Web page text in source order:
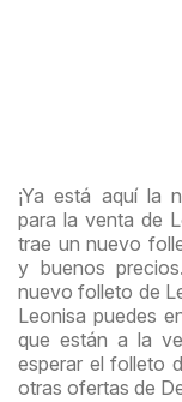
¡Ya está aquí la
para la venta de
trae un nuevo
y buenos
nuevo folleto de
Leonisa puedes
que están a la
esperar el folleto
otras ofertas de